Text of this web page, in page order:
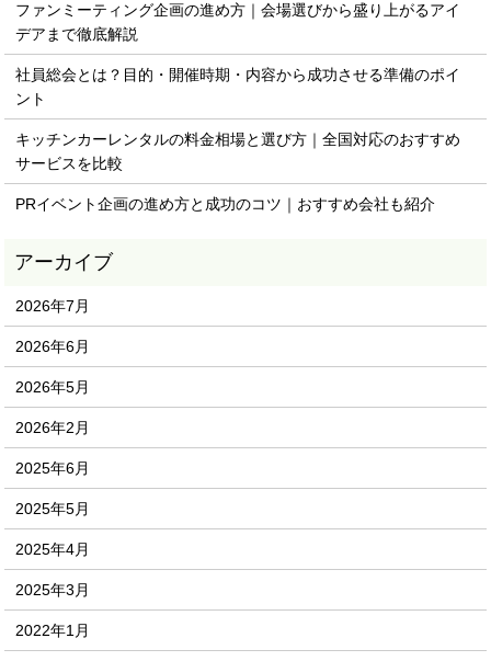
ファンミーティング企画の進め方｜会場選びから盛り上がるアイ
デアまで徹底解説
社員総会とは？目的・開催時期・内容から成功させる準備のポイ
ント
キッチンカーレンタルの料金相場と選び方｜全国対応のおすすめ
サービスを比較
PRイベント企画の進め方と成功のコツ｜おすすめ会社も紹介
2026年7月
2026年6月
2026年5月
2026年2月
2025年6月
2025年5月
2025年4月
2025年3月
2022年1月